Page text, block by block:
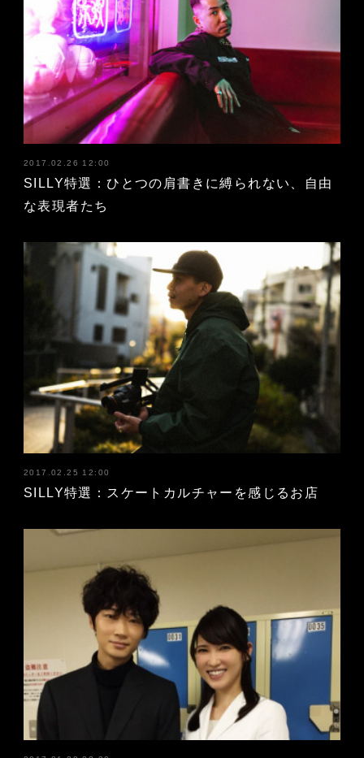
2017.02.26 12:00
SILLY特選：ひとつの肩書きに縛られない、自由
な表現者たち
2017.02.25 12:00
SILLY特選：スケートカルチャーを感じるお店